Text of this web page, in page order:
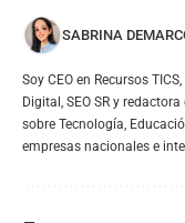
SABRINA
Soy CEO en Recursos
Digital, SEO SR y
sobre Tecnología,
empresas nacionales e